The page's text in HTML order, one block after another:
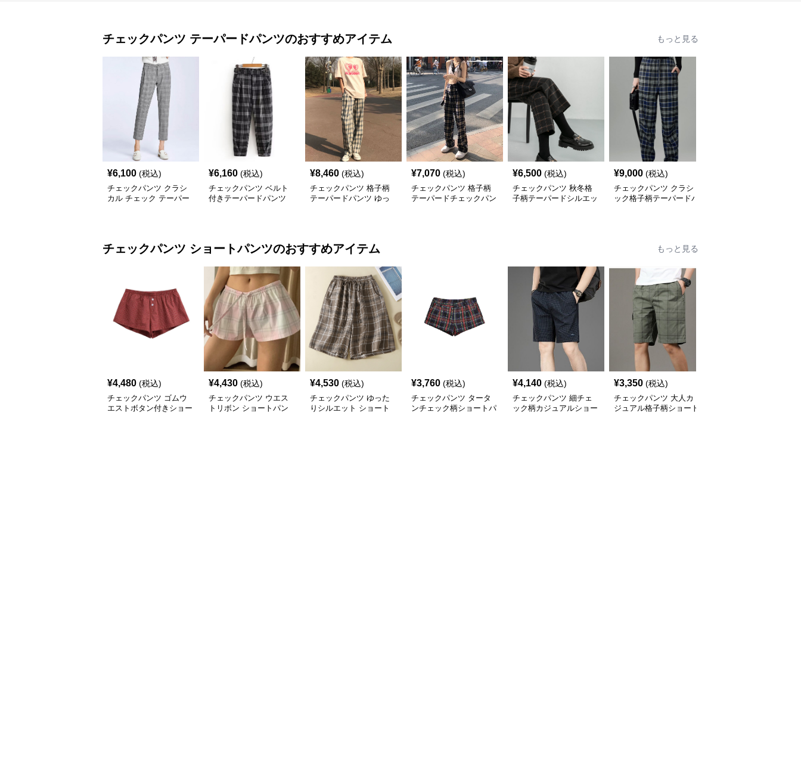
チェックパンツ テーパードパンツのおすすめアイテム もっと見る
¥6,100 (税込)
チェックパンツ クラシ
カル チェック テーパー
¥6,160 (税込)
チェックパンツ ベルト
付きテーパードパンツ
¥8,460 (税込)
チェックパンツ 格子柄
テーパードパンツ ゆっ
¥7,070 (税込)
チェックパンツ 格子柄
テーパードチェックパン
¥6,500 (税込)
チェックパンツ 秋冬格
子柄テーパードシルエッ
¥9,000 (税込)
チェックパンツ クラシ
ック格子柄テーパードパ
チェックパンツ ショートパンツのおすすめアイテム もっと見る
¥4,480 (税込)
チェックパンツ ゴムウ
エストボタン付きショー
¥4,430 (税込)
チェックパンツ ウエス
トリボン ショートパン
¥4,530 (税込)
チェックパンツ ゆった
りシルエット ショート
¥3,760 (税込)
チェックパンツ タータ
ンチェック柄ショートパ
¥4,140 (税込)
チェックパンツ 細チェ
ック柄カジュアルショー
¥3,350 (税込)
チェックパンツ 大人カ
ジュアル格子柄ショート